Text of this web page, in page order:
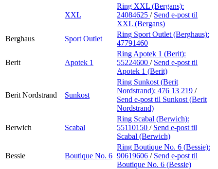
XXL
Ring XXL (Bergans):
24084625 / Send e-post til
XXL (Bergans)
Berghaus
Sport Outlet
Ring Sport Outlet (Berghaus):
47791460
Berit Apotek 1
Ring Apotek 1 (Berit):
55224600 / Send e-post til
Apotek 1 (Berit)
Berit Nordstrand Sunkost
Ring Sunkost (Berit
Nordstrand): 476 13 219 /
Send e-post til Sunkost (Berit
Nordstrand)
Berwich Scabal
Ring Scabal (Berwich):
55110150 / Send e-post til
Scabal (Berwich)
Bessie Boutique No. 6
Ring Boutique No. 6 (Bessie):
90619606 / Send e-post til
Boutique No. 6 (Bessie)